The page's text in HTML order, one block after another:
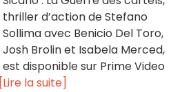
thriller d’action de Stefano
Sollima avec Benicio Del Toro,
Josh Brolin et Isabela Merced,
est disponible sur Prime Video
[Lire la suite]